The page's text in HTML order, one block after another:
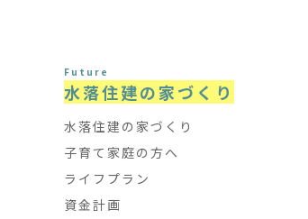
Future
水落住建の家づくり
水落住建の家づくり
子育て家庭の方へ
ライフプラン
資金計画